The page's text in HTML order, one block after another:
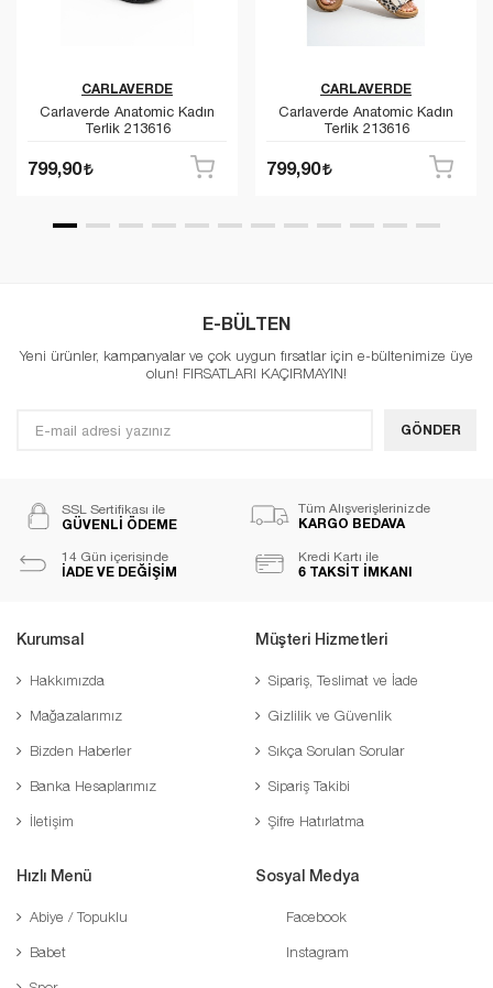
CARLAVERDE
Carlaverde Anatomic Kadın
Terlik 213616
799,90
CARLAVERDE
Carlaverde Anatomic Kadın
Terlik 213616
799,90
E-BÜLTEN
Yeni ürünler, kampanyalar ve çok uygun fırsatlar için e-bültenimize üye
olun! FIRSATLARI KAÇIRMAYIN!
GÖNDER
SSL Sertifikası ile
GÜVENLİ ÖDEME
Tüm Alışverişlerinizde
KARGO BEDAVA
14 Gün içerisinde
İADE VE DEĞİŞİM
Kredi Kartı ile
6 TAKSİT İMKANI
Kurumsal
Hakkımızda
Mağazalarımız
Bizden Haberler
Banka Hesaplarımız
İletişim
Müşteri Hizmetleri
Sipariş, Teslimat ve İade
Gizlilik ve Güvenlik
Sıkça Sorulan Sorular
Sipariş Takibi
Şifre Hatırlatma
Hızlı Menü
Abiye / Topuklu
Babet
Sosyal Medya
Facebook
Instagram